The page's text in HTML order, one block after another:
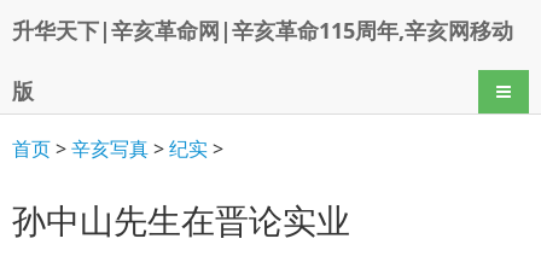
升华天下|辛亥革命网|辛亥革命115周年,辛亥网移动
版 导航
首页>辛亥写真>纪实>
孙中山先生在晋论实业